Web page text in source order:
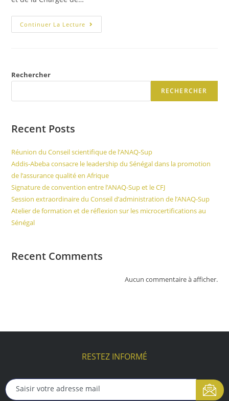
Continuer La Lecture
Rechercher
RECHERCHER
Recent Posts
Réunion du Conseil scientifique de l’ANAQ-Sup
Addis-Abeba consacre le leadership du Sénégal dans la promotion
de l’assurance qualité en Afrique
Signature de convention entre l’ANAQ-Sup et le CFJ
Session extraordinaire du Conseil d’administration de l’ANAQ-Sup
Atelier de formation et de réflexion sur les microcertifications au
Sénégal
Recent Comments
Aucun commentaire à afficher.
RESTEZ INFORMÉ